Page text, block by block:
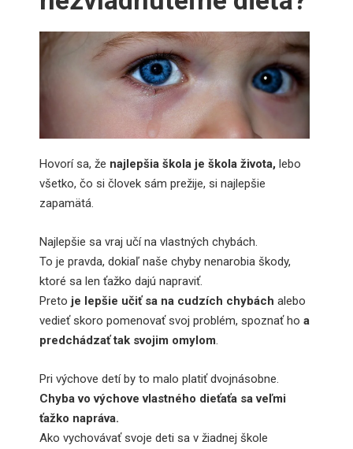
Hovorí sa, že najlepšia škola je škola života, lebo
všetko, čo si človek sám prežije, si najlepšie
zapamätá.
Najlepšie sa vraj učí na vlastných chybách.
To je pravda, dokiaľ naše chyby nenarobia škody,
ktoré sa len ťažko dajú napraviť.
Preto je lepšie učiť sa na cudzích chybách alebo
vedieť skoro pomenovať svoj problém, spoznať ho a
predchádzať tak svojim omylom.
Pri výchove detí by to malo platiť dvojnásobne.
Chyba vo výchove vlastného dieťaťa sa veľmi
ťažko napráva.
Ako vychovávať svoje deti sa v žiadnej škole